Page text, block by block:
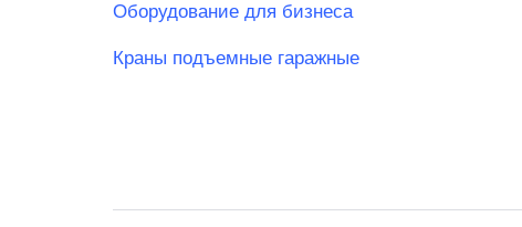
Оборудование для бизнеса
Краны подъемные гаражные